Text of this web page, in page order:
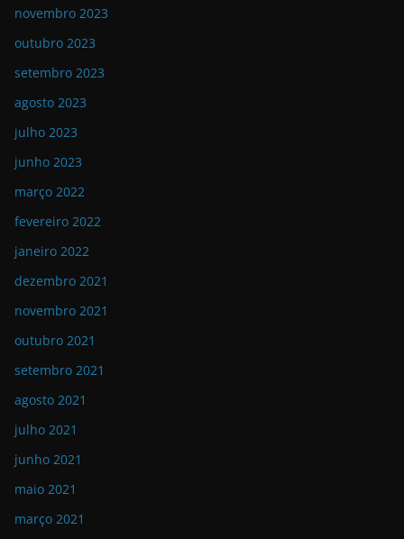
novembro 2023
outubro 2023
setembro 2023
agosto 2023
julho 2023
junho 2023
março 2022
fevereiro 2022
janeiro 2022
dezembro 2021
novembro 2021
outubro 2021
setembro 2021
agosto 2021
julho 2021
junho 2021
maio 2021
março 2021